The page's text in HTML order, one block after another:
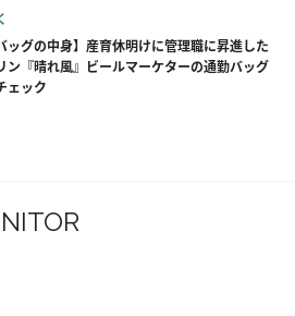
バッグの中身】産育休明けに管理職に昇進した
ン『晴れ風』ビールマーケターの通勤バッグ
ェック